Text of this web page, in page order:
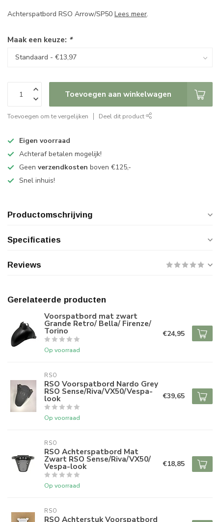
Achterspatbord RSO Arrow/SP50 Lees meer.
Maak een keuze: *
Toevoegen aan winkelwagen
Toevoegen om te vergelijken Deel dit product
Eigen voorraad
Achteraf betalen mogelijk!
Geen verzendkosten boven €125,-
Snel inhuis!
Productomschrijving
Specificaties
Reviews
Gerelateerde producten
Voorspatbord mat zwart
Grande Retro/ Bella/ Firenze/
Torino
Op voorraad
€24,95
RSO
RSO Voorspatbord Nardo Grey
RSO Sense/Riva/VX50/Vespa-
look
Op voorraad
€39,65
RSO
RSO Achterspatbord Mat
Zwart RSO Sense/Riva/VX50/
Vespa-look
Op voorraad
€18,85
RSO
RSO Achterstuk Voorspatbord